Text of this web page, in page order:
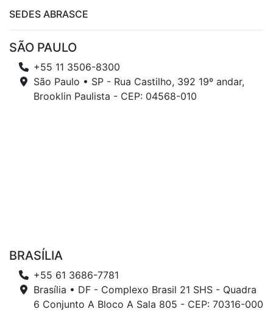
SEDES ABRASCE
SÃO PAULO
+55 11 3506-8300
São Paulo • SP - Rua Castilho, 392 19º andar,
Brooklin Paulista - CEP: 04568-010
BRASÍLIA
+55 61 3686-7781
Brasília • DF - Complexo Brasil 21 SHS - Quadra
6 Conjunto A Bloco A Sala 805 - CEP: 70316-000